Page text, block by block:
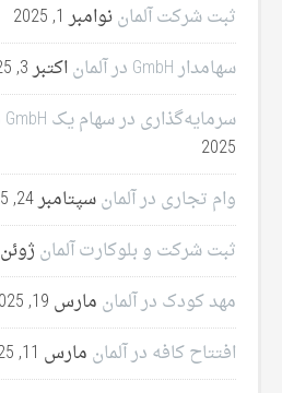
ثبت شرکت آلماننوامبر 1, 2025
سهامدار GmbH در آلمان
اکتبر 3, 2025
سرمایه‌گذاری در سهام یک GmbH در آلمان
2025
وام تجاری در آلمانسپتامبر 24, 2025
ثبت شرکت و بلوکارت آلمان ژوئن 15, 2025
مهد کودک در آلمان مارس 19, 2025
افتتاح کافه در آلمان مارس 11, 2025